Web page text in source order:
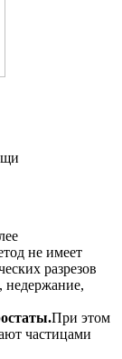
не имеет
разрезов
недержание,
При этом
частицами